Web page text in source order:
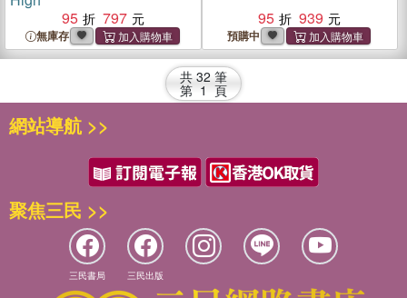
95
797
無庫存
95
939
預購中
共 32 筆
第 1 頁
網站導航 >>
聚焦三民 >>
三民書局 三民出版